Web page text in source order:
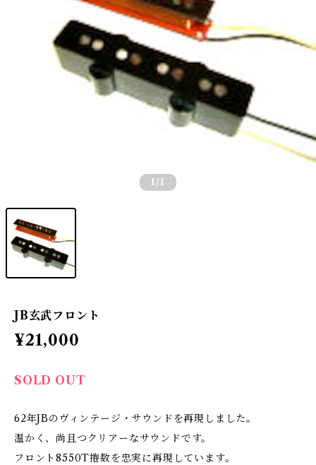
1 /1
JB玄武フロント
¥21,000
SOLD OUT
62年JBのヴィンテージ・サウンドを再現しました。
温かく、尚且つクリアーなサウンドです。
フロント8550T捲数を忠実に再現しています。